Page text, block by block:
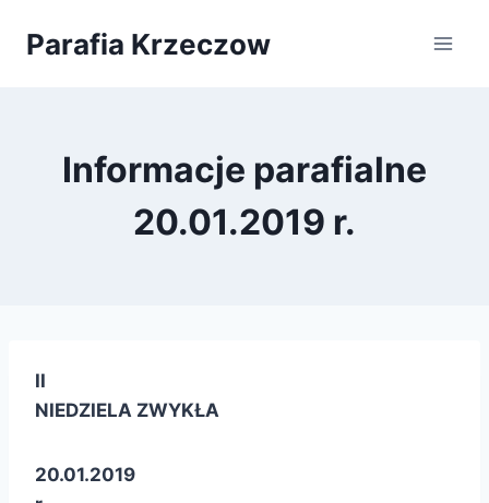
Parafia Krzeczow
Informacje parafialne
20.01.2019 r.
II
NIEDZIELA ZWYKŁA
20.01.2019